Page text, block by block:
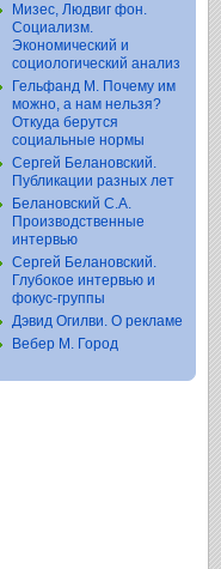
Мизес, Людвиг фон.
Социализм.
Экономический и
социологический анализ
Гельфанд М. Почему им
можно, а нам нельзя?
Откуда берутся
социальные нормы
Сергей Белановский.
Публикации разных лет
Белановский С.А.
Производственные
интервью
Сергей Белановский.
Глубокое интервью и
фокус-группы
Дэвид Огилви. О рекламе
Вебер М. Город